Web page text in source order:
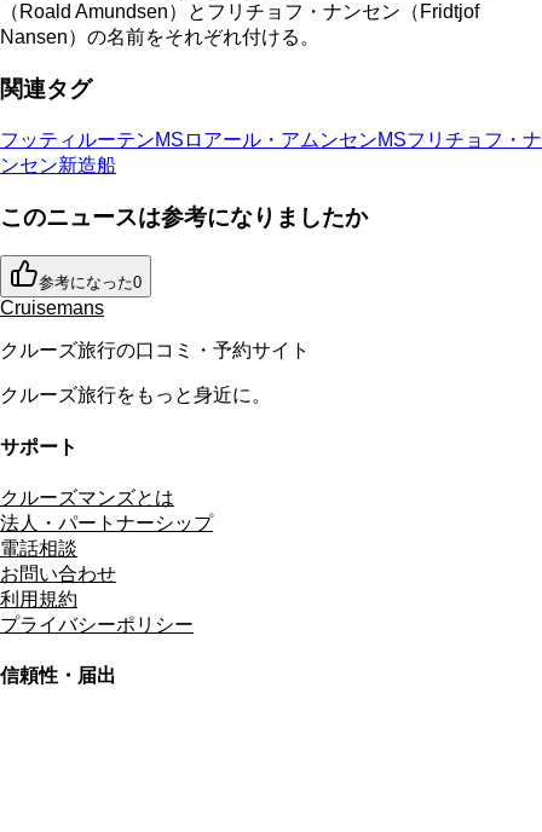
（Roald Amundsen）とフリチョフ・ナンセン（Fridtjof
Nansen）の名前をそれぞれ付ける。
関連タグ
フッティルーテンMSロアール・アムンセンMSフリチョフ・ナ
ンセン新造船
このニュースは参考になりましたか
参考になった0
Cruisemans
クルーズ旅行の口コミ・予約サイト
クルーズ旅行をもっと身近に。
サポート
クルーズマンズとは
法人・パートナーシップ
電話相談
お問い合わせ
利用規約
プライバシーポリシー
信頼性・届出